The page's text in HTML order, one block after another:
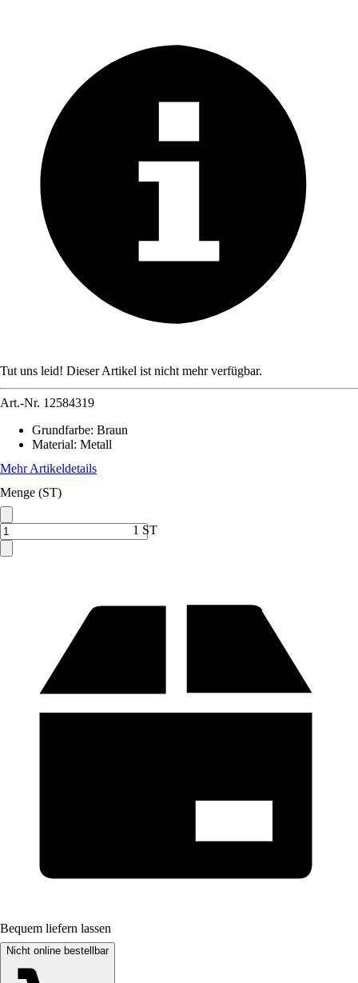
Tut uns leid! Dieser Artikel ist nicht mehr verfügbar.
Art.-Nr. 12584319
Grundfarbe: Braun
Material: Metall
Mehr Artikeldetails
Menge (ST)
1 ST
Bequem liefern lassen
Nicht online bestellbar